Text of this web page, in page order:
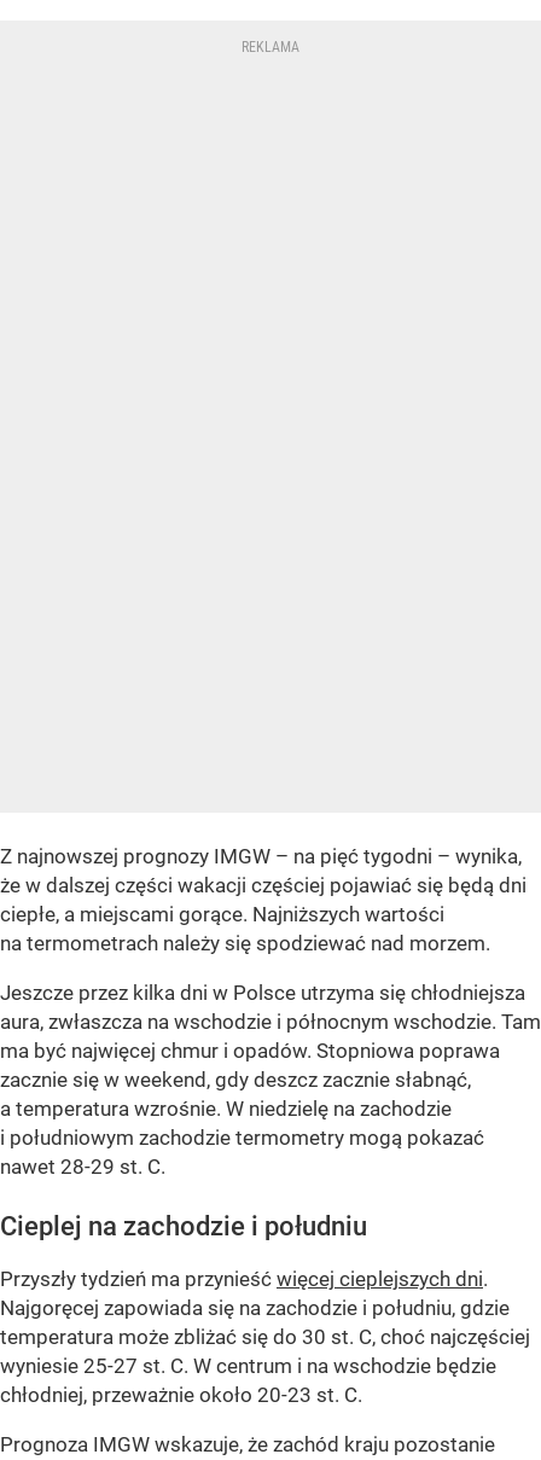
Z najnowszej prognozy IMGW – na pięć tygodni – wynika,
że w dalszej części wakacji częściej pojawiać się będą dni
ciepłe, a miejscami gorące. Najniższych wartości
na termometrach należy się spodziewać nad morzem.
Jeszcze przez kilka dni w Polsce utrzyma się chłodniejsza
aura, zwłaszcza na wschodzie i północnym wschodzie. Tam
ma być najwięcej chmur i opadów. Stopniowa poprawa
zacznie się w weekend, gdy deszcz zacznie słabnąć,
a temperatura wzrośnie. W niedzielę na zachodzie
i południowym zachodzie termometry mogą pokazać
nawet 28-29 st. C.
Cieplej na zachodzie i południu
Przyszły tydzień ma przynieść więcej cieplejszych dni.
Najgoręcej zapowiada się na zachodzie i południu, gdzie
temperatura może zbliżać się do 30 st. C, choć najczęściej
wyniesie 25-27 st. C. W centrum i na wschodzie będzie
chłodniej, przeważnie około 20-23 st. C.
Prognoza IMGW wskazuje, że zachód kraju pozostanie